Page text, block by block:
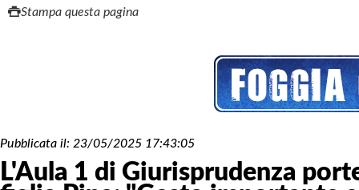
Stampa questa pagina
Pubblicata il: 23/05/2025 17:43:05
L'Aula 1 di Giurisprudenza